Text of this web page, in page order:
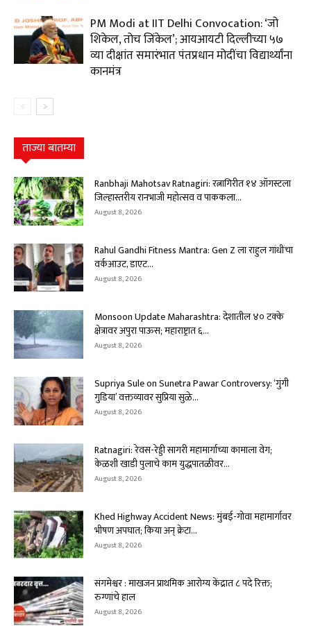
PM Modi at IIT Delhi Convocation: ‘जो
शिकेल, तोच जिंकेल’; आयआयटी दिल्लीच्या ५७
व्या दीक्षांत समारंभात पंतप्रधान मोदींचा विद्यार्थ्यांना
कानमंत्र
ताज्या बातम्या
Ranbhaji Mahotsav Ratnagiri: रत्नागिरीत १४ ऑगस्टला
जिल्हास्तरीय रानभाजी महोत्सव व पाककला...
August 8, 2026
Rahul Gandhi Fitness Mantra: Gen Z ला राहुल गांधींचा
वर्कआउट, डाएट...
August 8, 2026
Monsoon Update Maharashtra: देशातील ४० टक्के
क्षेत्रावर अपुरा पाऊस; महाराष्ट्रात ६...
August 8, 2026
Supriya Sule on Sunetra Pawar Controversy: ‘गुंगी
गुडिया’ वक्तव्यावर सुप्रिया सुळे...
August 8, 2026
Ratnagiri: रेवस-रेड्डी सागरी महामार्गाच्या कामाला वेग;
केळशी खाडी पुलाचे काम युद्धपातळीवर...
August 8, 2026
Khed Highway Accident News: मुंबई-गोवा महामार्गावर
भीषण अपघात; किया अन् क्रेटा...
August 8, 2026
संगमेश्वर : माखजन प्राथमिक आरोग्य केंद्रात ८ पदे रिक्त;
रुग्णांचे हाल
August 8, 2026